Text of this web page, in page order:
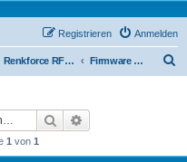
Anmelden
Registrieren
Renkforce RF500 Forum Firmware / Tweaks
Suche
1 von 1